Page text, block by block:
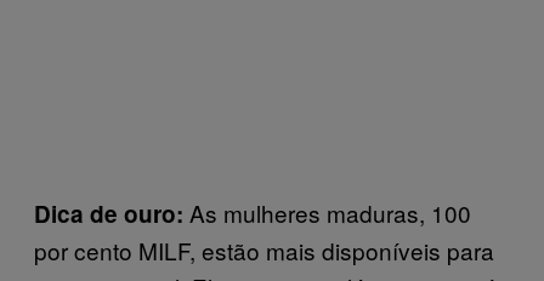
Dica de ouro: As mulheres maduras, 100
por cento MILF, estão mais disponíveis para